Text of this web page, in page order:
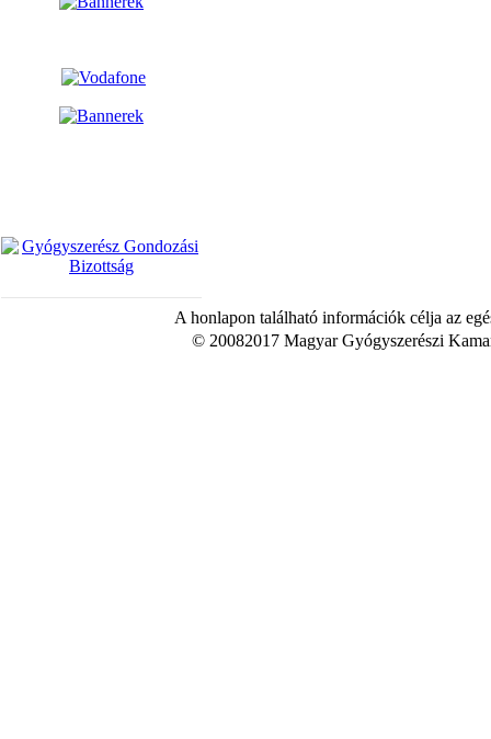
A honlapon található információk célja az
© 20082017 Magyar Gyógyszerészi